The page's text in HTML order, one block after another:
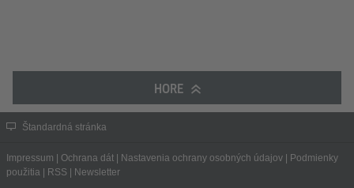
HORE
Štandardná stránka
Impressum | Ochrana dát | Nastavenia ochrany osobných údajov | Podmienky
použitia | RSS | Newsletter